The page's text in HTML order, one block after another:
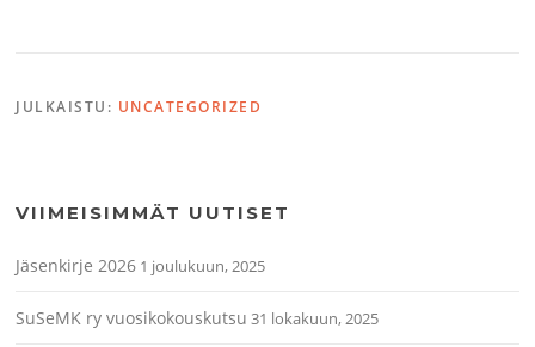
JULKAISTU: UNCATEGORIZED
VIIMEISIMMÄT UUTISET
Jäsenkirje 2026 1 joulukuun, 2025
SuSeMK ry vuosikokouskutsu 31 lokakuun, 2025